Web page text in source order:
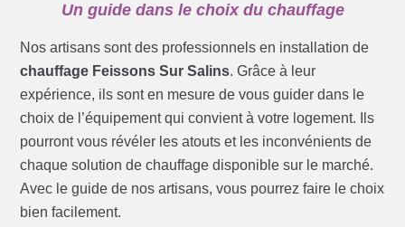
Un guide dans le choix du chauffage
Nos artisans sont des professionnels en installation de
chauffage Feissons Sur Salins. Grâce à leur
expérience, ils sont en mesure de vous guider dans le
choix de l’équipement qui convient à votre logement. Ils
pourront vous révéler les atouts et les inconvénients de
chaque solution de chauffage disponible sur le marché.
Avec le guide de nos artisans, vous pourrez faire le choix
bien facilement.